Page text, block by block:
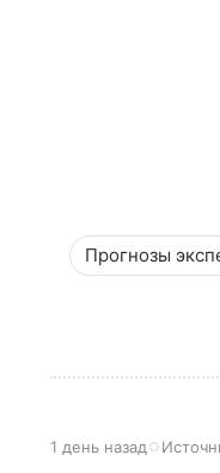
Прогнозы
1 день назад